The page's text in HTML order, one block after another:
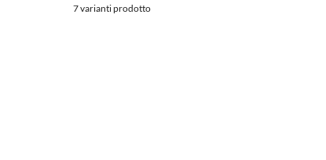
7 varianti prodotto